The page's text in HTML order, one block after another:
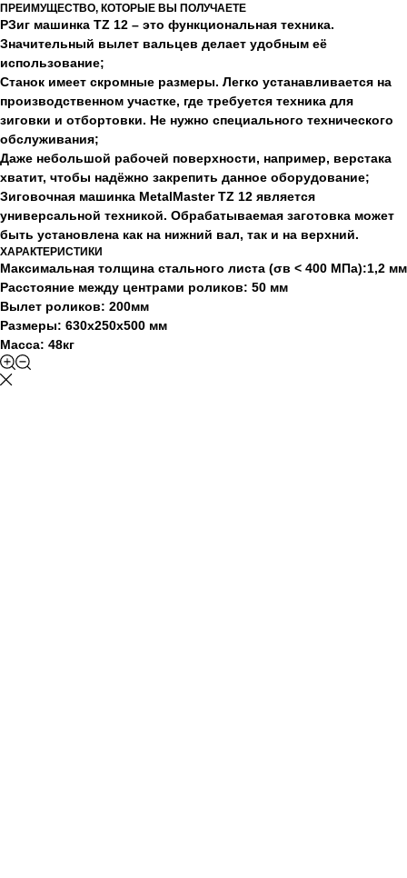
ПРЕИМУЩЕСТВО, КОТОРЫЕ ВЫ ПОЛУЧАЕТЕ
РЗиг машинка TZ 12 – это функциональная техника.
Значительный вылет вальцев делает удобным её
использование;
Станок имеет скромные размеры. Легко устанавливается на
производственном участке, где требуется техника для
зиговки и отбортовки. Не нужно специального технического
обслуживания;
Даже небольшой рабочей поверхности, например, верстака
хватит, чтобы надёжно закрепить данное оборудование;
Зиговочная машинка MetalMaster TZ 12 является
универсальной техникой. Обрабатываемая заготовка может
быть установлена как на нижний вал, так и на верхний.
ХАРАКТЕРИСТИКИ
Максимальная толщина стального листа (σв < 400 МПа):1,2 мм
Расстояние между центрами роликов: 50 мм
Вылет роликов: 200мм
Размеры: 630x250x500 мм
Масса: 48кг